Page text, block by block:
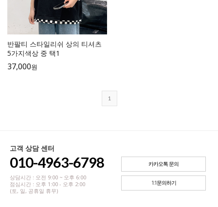
반팔티 스타일리쉬 상의 티셔츠
5가지색상 중 택1
37,000원
1
고객 상담 센터
010-4963-6798
상담시간 : 오전 9:00 ~ 오후 6:00
점심시간 : 오후 1:00 - 오후 2:00
(토, 일, 공휴일 휴무)
카카오톡 문의
1:1문의하기